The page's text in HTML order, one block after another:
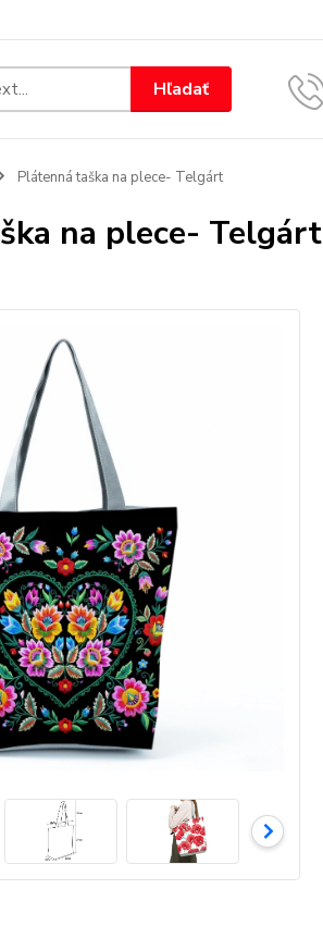
Hľadať
Plátenná taška na plece- Telgárt
na plece- Telgárt